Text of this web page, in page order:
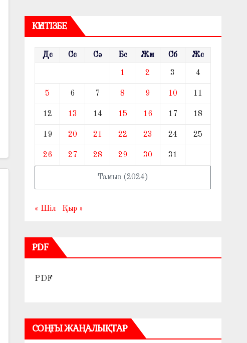
КҮНТІЗБЕ
Тамыз (2024)
Дс Сс Сә Бс Жм Сб Жс
1 2 3 4
5 6 7 8 9 10 11
12 13 14 15 16 17 18
19 20 21 22 23 24 25
26 27 28 29 30 31
« Шіл Қыр »
PDF
PDF
СОҢҒЫ ЖАҢАЛЫҚТАР